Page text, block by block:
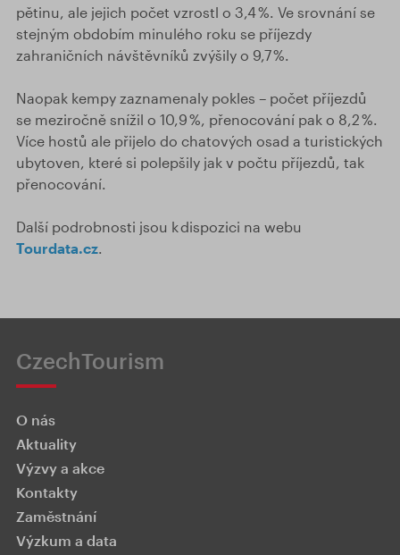
pětinu, ale jejich počet vzrostl o 3,4 %. Ve srovnání se
stejným obdobím minulého roku se příjezdy
zahraničních návštěvníků zvýšily o 9,7 %.
Naopak kempy zaznamenaly pokles – počet příjezdů
se meziročně snížil o 10,9 %, přenocování pak o 8,2 %.
Více hostů ale přijelo do chatových osad a turistických
ubytoven, které si polepšily jak v počtu příjezdů, tak
přenocování.
Další podrobnosti jsou k dispozici na webu
Tourdata.cz.
CzechTourism
O nás
Aktuality
Výzvy a akce
Kontakty
Zaměstnání
Výzkum a data